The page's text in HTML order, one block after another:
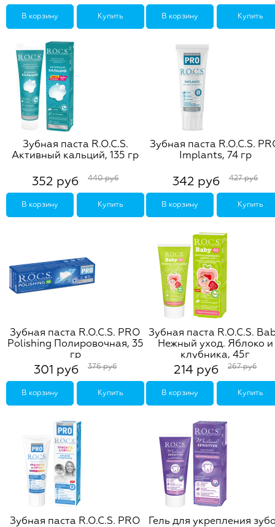
В корзину Купить В корзину Купить
Зубная паста R.O.C.S.
Активный кальций, 135 гр
352 руб 440 руб
В корзину Купить
Зубная паста R.O.C.S.
Implants, 74 гр
342 руб 427 руб
В корзину Купить
Зубная паста R.O.C.S. PRO
Polishing Полировочная, 35
гр
301 руб 376 руб
В корзину Купить
Зубная паста R.O.C.S.
Нежный уход. Яблоко и
клубника, 45г
214 руб 267 руб
В корзину Купить
Зубная паста R.O.C.S. PRO
Гель для укрепления